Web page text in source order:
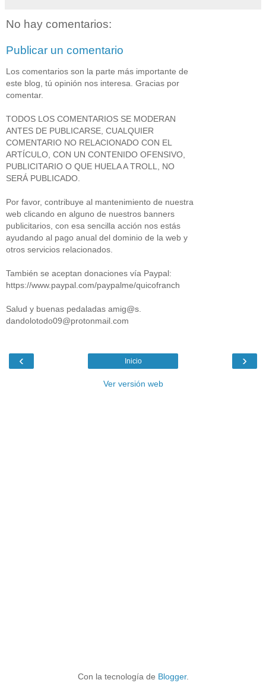
No hay comentarios:
Publicar un comentario
Los comentarios son la parte más importante de
este blog, tú opinión nos interesa. Gracias por
comentar.
TODOS LOS COMENTARIOS SE MODERAN
ANTES DE PUBLICARSE, CUALQUIER
COMENTARIO NO RELACIONADO CON EL
ARTÍCULO, CON UN CONTENIDO OFENSIVO,
PUBLICITARIO O QUE HUELA A TROLL, NO
SERÁ PUBLICADO.
Por favor, contribuye al mantenimiento de nuestra
web clicando en alguno de nuestros banners
publicitarios, con esa sencilla acción nos estás
ayudando al pago anual del dominio de la web y
otros servicios relacionados.
También se aceptan donaciones vía Paypal:
https://www.paypal.com/paypalme/quicofranch
Salud y buenas pedaladas amig@s.
dandolotodo09@protonmail.com
‹ ›
Inicio
Ver versión web
Con la tecnología de Blogger.